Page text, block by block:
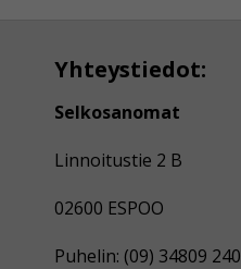
Yhteystiedot:
Selkosanomat
Linnoitustie 2 B
02600 ESPOO
Puhelin: (09) 34809 240